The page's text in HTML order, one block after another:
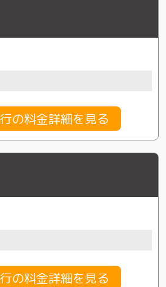
の料金詳細を見る
の料金詳細を見る